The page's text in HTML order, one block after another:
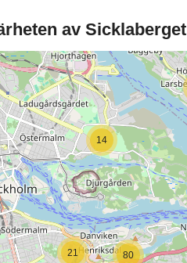
av Sicklaberget
21
14
80